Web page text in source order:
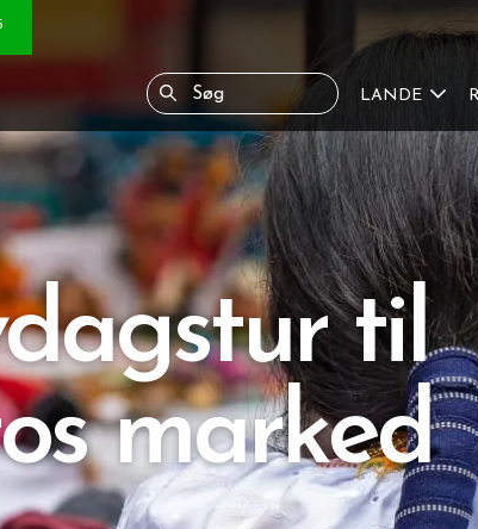
LANDE
til
marked